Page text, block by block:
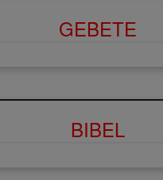
GEBETE
BIBEL